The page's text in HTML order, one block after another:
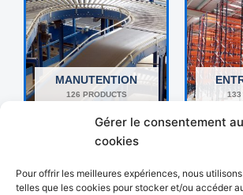
Gérer le consentement
cookies
Pour offrir les meilleures expériences, nous
telles que les cookies pour stocker et/ou accéder
MANUTENTION
126 PRODUCTS 133